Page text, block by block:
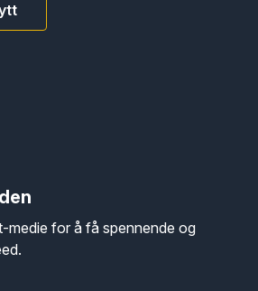
medie for å få spennende og